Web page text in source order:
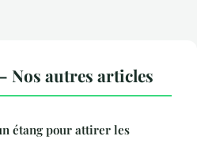
Nos autres articles
étang pour attirer les